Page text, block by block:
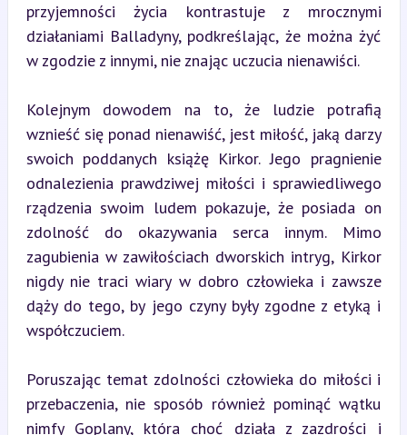
przyjemności życia kontrastuje z mrocznymi
działaniami Balladyny, podkreślając, że można żyć
w zgodzie z innymi, nie znając uczucia nienawiści.
Kolejnym dowodem na to, że ludzie potrafią
wznieść się ponad nienawiść, jest miłość, jaką darzy
swoich poddanych książę Kirkor. Jego pragnienie
odnalezienia prawdziwej miłości i sprawiedliwego
rządzenia swoim ludem pokazuje, że posiada on
zdolność do okazywania serca innym. Mimo
zagubienia w zawiłościach dworskich intryg, Kirkor
nigdy nie traci wiary w dobro człowieka i zawsze
dąży do tego, by jego czyny były zgodne z etyką i
współczuciem.
Poruszając temat zdolności człowieka do miłości i
przebaczenia, nie sposób również pominąć wątku
nimfy Goplany, która choć działa z zazdrości i